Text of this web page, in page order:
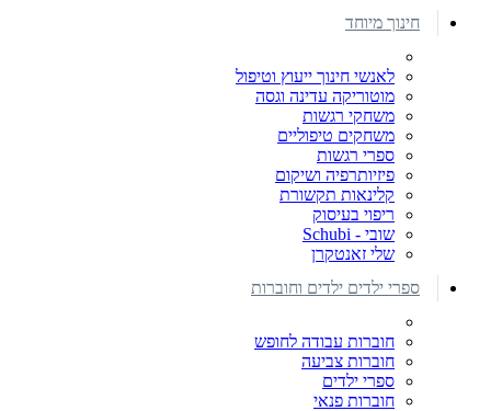
חינוך מיוחד
לאנשי חינוך ייעוץ וטיפול
מוטוריקה עדינה וגסה
משחקי רגשות
משחקים טיפוליים
ספרי רגשות
פיזיותרפיה ושיקום
קלינאות תקשורת
ריפוי בעיסוק
שובי - Schubi
שלי זאנטקרן
ספרי ילדים ילדים וחוברות
חוברות עבודה לחופש
חוברות צביעה
ספרי ילדים
חוברות פנאי